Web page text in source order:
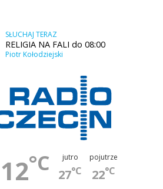
SŁUCHAJ TERAZ
RELIGIA NA FALI do 08:00
Piotr Kołodziejski
12°C jutro
27°C
pojutrze
22°C